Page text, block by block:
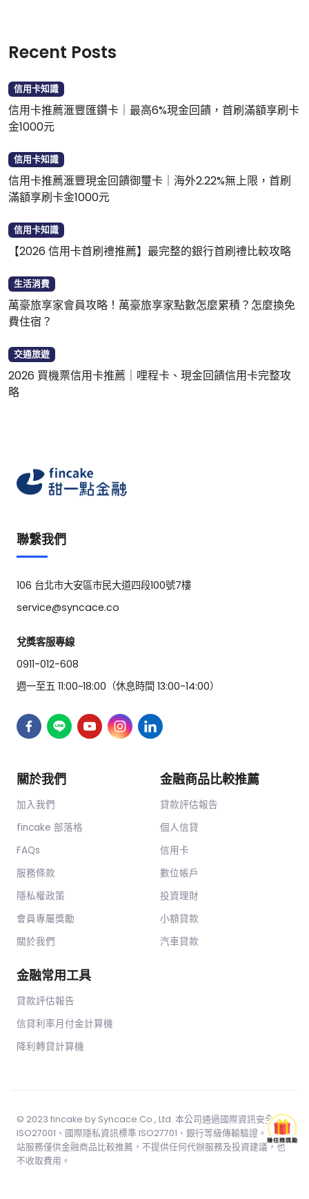
Recent Posts
信用卡知識
信用卡推薦滙豐匯鑽卡｜最高6%現金回饋，首刷滿額享刷卡
金1000元
信用卡知識
信用卡推薦滙豐現金回饋御璽卡｜海外2.22%無上限，首刷
滿額享刷卡金1000元
信用卡知識
【2026 信用卡首刷禮推薦】最完整的銀行首刷禮比較攻略
生活消費
萬豪旅享家會員攻略！萬豪旅享家點數怎麼累積？怎麼換免
費住宿？
交通旅遊
2026 買機票信用卡推薦｜哩程卡、現金回饋信用卡完整攻
略
聯繫我們
106 台北市大安區市民大道四段100號7樓
service@syncace.co
兌獎客服專線
0911-012-608
週一至五 11:00~18:00（休息時間 13:00-14:00）
關於我們
加入我們
fincake 部落格
FAQs
服務條款
隱私權政策
會員專屬獎勵
關於我們
金融商品比較推薦
貸款評估報告
個人信貸
信用卡
數位帳戶
投資理財
小額貸款
汽車貸款
金融常用工具
貸款評估報告
信貸利率月付金計算機
降利轉貸計算機
© 2023 fincake by Syncace.Co., Ltd. 本公司通過國際資訊安全標準
ISO27001、國際隱私資訊標準 ISO27701、銀行等級傳輸驗證。 本網
站服務僅供金融商品比較推薦，不提供任何代辦服務及投資建議，也
不收取費用。